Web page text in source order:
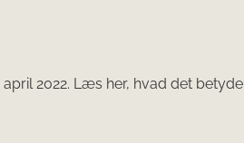
2022. Læs her, hvad det